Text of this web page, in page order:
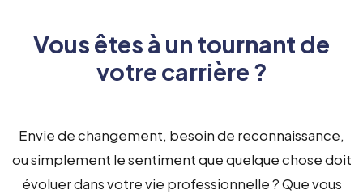
Vous êtes à un tournant de
votre carrière ?
Envie de changement, besoin de reconnaissance,
ou simplement le sentiment que quelque chose doit
évoluer dans votre vie professionnelle ? Que vous